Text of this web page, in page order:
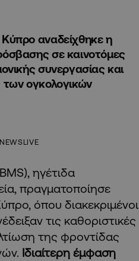
αναδείχθηκε η
σε καινοτόμες
συνεργασίας και
των ογκολογικών
ηγέτιδα
πραγματοποίησε
όπου διακεκριμένοι
τις καθοριστικές
της φροντίδας
Ιδιαίτερη έμφαση